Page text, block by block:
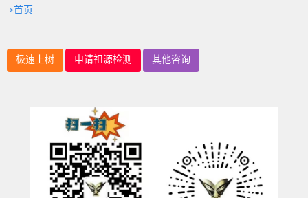
>首页
极速上树 申请祖源检测 其他咨询